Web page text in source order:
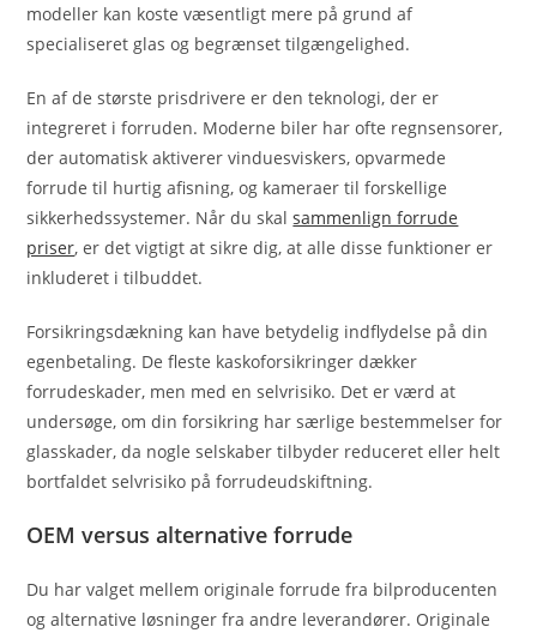
modeller kan koste væsentligt mere på grund af
specialiseret glas og begrænset tilgængelighed.
En af de største prisdrivere er den teknologi, der er
integreret i forruden. Moderne biler har ofte regnsensorer,
der automatisk aktiverer vinduesviskers, opvarmede
forrude til hurtig afisning, og kameraer til forskellige
sikkerhedssystemer. Når du skalsammenlign forrude
priser, er det vigtigt at sikre dig, at alle disse funktioner er
inkluderet i tilbuddet.
Forsikringsdækning kan have betydelig indflydelse på din
egenbetaling. De fleste kaskoforsikringer dækker
forrudeskader, men med en selvrisiko. Det er værd at
undersøge, om din forsikring har særlige bestemmelser for
glasskader, da nogle selskaber tilbyder reduceret eller helt
bortfaldet selvrisiko på forrudeudskiftning.
OEM versus alternative forrude
Du har valget mellem originale forrude fra bilproducenten
og alternative løsninger fra andre leverandører. Originale